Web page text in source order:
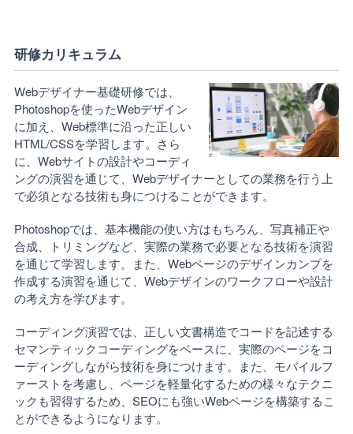
研修カリキュラム
Webデザイナー基礎研修では、
Photoshopを使ったWebデザイン
に加え、Web標準に沿った正しい
HTML/CSSを学習します。さら
に、Webサイトの設計やコーディ
ングの演習を通じて、Webデザイナーとしての業務を行う上
で必須となる技術も身につけることができます。
Photoshopでは、基本機能の使い方はもちろん、写真補正や
合成、トリミングなど、実際の業務で必要となる技術を演習
を通じて学習します。また、Webページのデザインカンプを
作成する演習を通じて、Webデザインのワークフローや設計
の考え方を学びます。
コーディング演習では、正しい文書構造でコードを記述する
セマンティックコーディングをベースに、実際のページをコ
ーディングしながら技術を身につけます。また、モバイルフ
ァーストを考慮し、ページを軽量化するための様々なテクニ
ックも習得するため、SEOにも強いWebページを構築するこ
とができるようになります。